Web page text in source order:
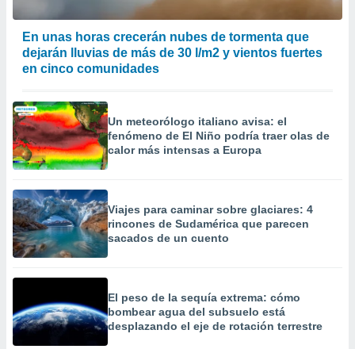
En unas horas crecerán nubes de tormenta que
dejarán lluvias de más de 30 l/m2 y vientos fuertes
en cinco comunidades
Un meteorólogo italiano avisa: el
fenómeno de El Niño podría traer olas de
calor más intensas a Europa
Viajes para caminar sobre glaciares: 4
rincones de Sudamérica que parecen
sacados de un cuento
El peso de la sequía extrema: cómo
bombear agua del subsuelo está
desplazando el eje de rotación terrestre